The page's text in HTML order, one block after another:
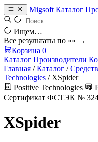
Migsoft Каталог
Ищем…
Все результаты по «» →
Корзина 0
Каталог Производители
Главная / Каталог /
Technologies / XSpider
Positive Technologies
Сертификат ФСТЭК №
XSpider